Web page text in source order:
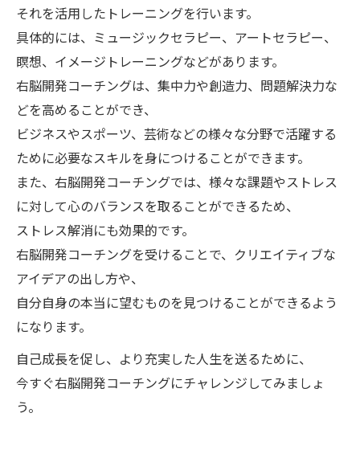
それを活用したトレーニングを行います。
具体的には、ミュージックセラピー、アートセラピー、
瞑想、イメージトレーニングなどがあります。
右脳開発コーチングは、集中力や創造力、問題解決力な
どを高めることができ、
ビジネスやスポーツ、芸術などの様々な分野で活躍する
ために必要なスキルを身につけることができます。
また、右脳開発コーチングでは、様々な課題やストレス
に対して心のバランスを取ることができるため、
ストレス解消にも効果的です。
右脳開発コーチングを受けることで、クリエイティブな
アイデアの出し方や、
自分自身の本当に望むものを見つけることができるよう
になります。
自己成長を促し、より充実した人生を送るために、
今すぐ右脳開発コーチングにチャレンジしてみましょ
う。